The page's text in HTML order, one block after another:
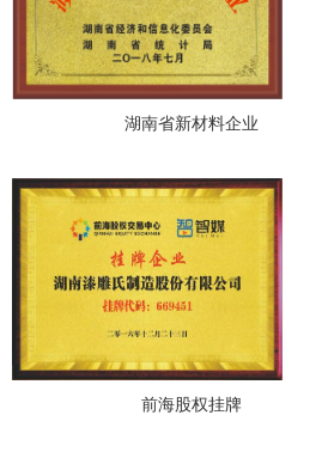
湖南省新材料企业
前海股权挂牌